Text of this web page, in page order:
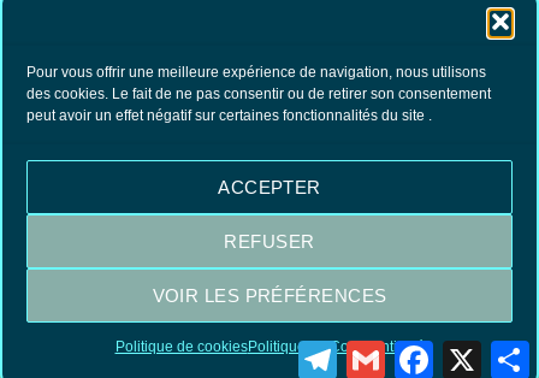
Pour vous offrir une meilleure expérience de navigation, nous utilisons
des cookies. Le fait de ne pas consentir ou de retirer son consentement
peut avoir un effet négatif sur certaines fonctionnalités du site .
ACCEPTER
REFUSER
VOIR LES PRÉFÉRENCES
Politique de cookiesPolitique de Confidentialité
Papier d’Arménie
4.00€ TTC
PANIER
Visa MasterCardPayPal
TelegramGmail Facebook